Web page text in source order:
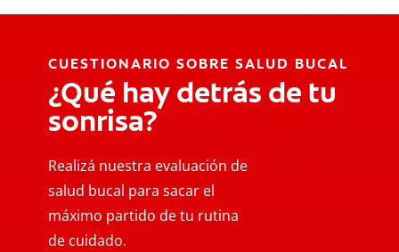
CUESTIONARIO SOBRE SALUD BUCAL
¿Qué hay detrás de tu
sonrisa?
Realizá nuestra evaluación de
salud bucal para sacar el
máximo partido de tu rutina
de cuidado.